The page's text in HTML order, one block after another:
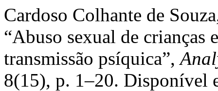
Cardoso Colhante de
“Abuso sexual de crianças
transmissão psíquica”,
8(15), p. 1–20. Disponível